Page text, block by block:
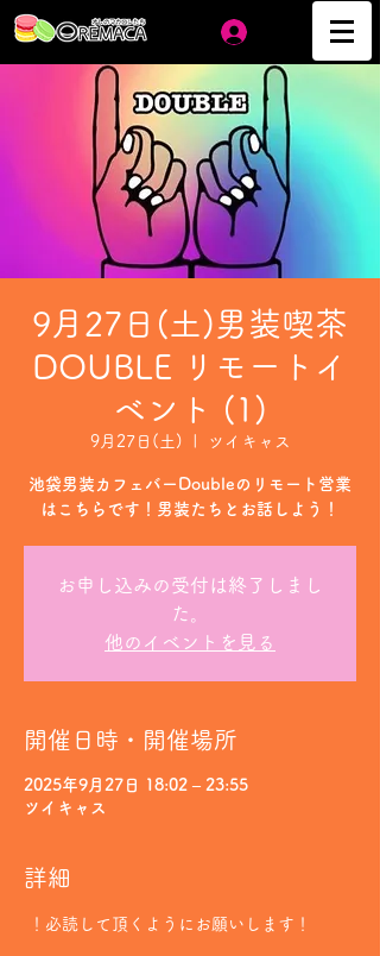
9月27日(土)男装喫茶
DOUBLE リモートイ
ベント (1)
9月27日(土) ツイキャス
池袋男装カフェバーDoubleのリモート営業
はこちらです！男装たちとお話しよう！
お申し込みの受付は終了しまし
た。
他のイベントを見る
開催日時・開催場所
2025年9月27日 18:02 – 23:55
ツイキャス
詳細
！必読して頂くようにお願いします！